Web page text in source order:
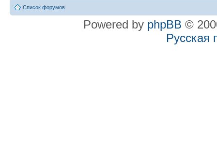
Список форумов
Powered by phpBB ©
Русская